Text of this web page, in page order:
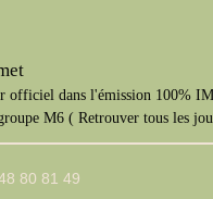
officiel dans l'émission 100%
M6 ( Retrouver tous les
Première, téva)
80 81 49